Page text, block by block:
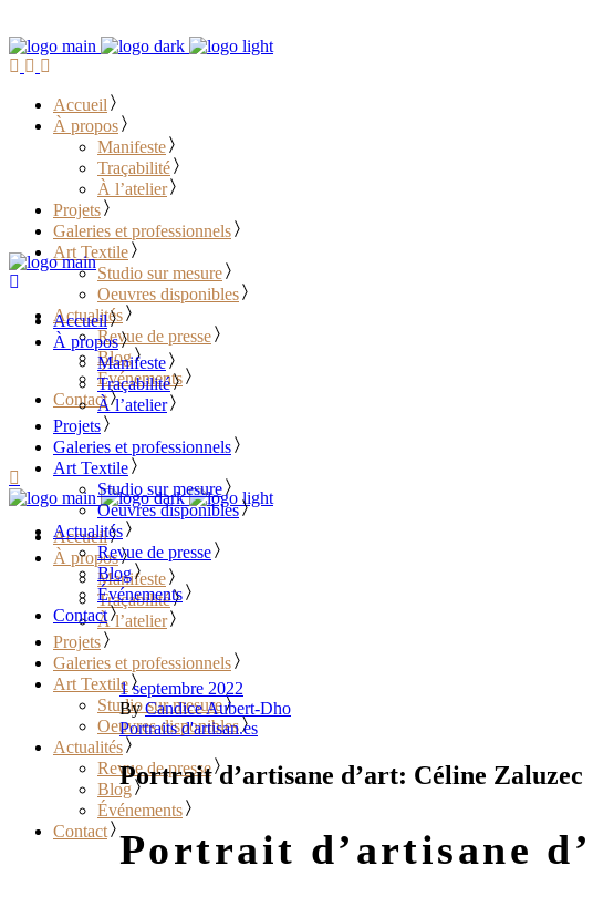
Accueil
À propos
Manifeste
Traçabilité
À l’atelier
Projets
Galeries et professionnels
Art Textile
Studio sur mesure
Oeuvres disponibles
Actualités
Revue de presse
Blog
Événements
Contact
………………………………
Accueil
À propos
Manifeste
Traçabilité
À l’atelier
Projets
Galeries et professionnels
Art Textile
Studio sur mesure
Oeuvres disponibles
Actualités
Revue de presse
Blog
Événements
Contact
Accueil
À propos
Manifeste
Traçabilité
À l’atelier
Projets
Galeries et professionnels
Art Textile
Studio sur mesure
Oeuvres disponibles
Actualités
Revue de presse
Blog
Événements
Contact
1 septembre 2022
By Candice Aubert-Dho
Portraits d'artisan.es
Portrait d’artisane d’art: Céline Zaluzec
Portrait d’artisane